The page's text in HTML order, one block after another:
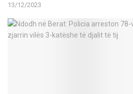
13/12/2023